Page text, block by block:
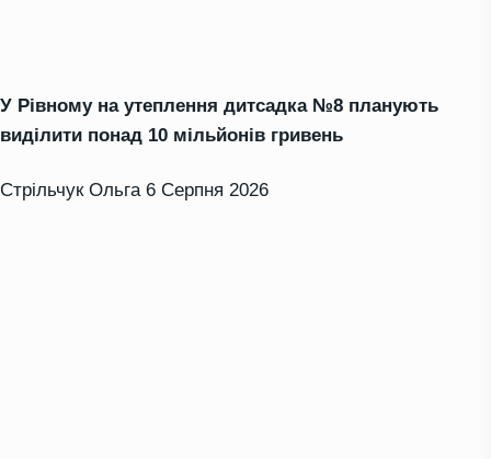
У Рівному на утеплення дитсадка №8 планують
виділити понад 10 мільйонів гривень
Стрільчук Ольга 6 Серпня 2026